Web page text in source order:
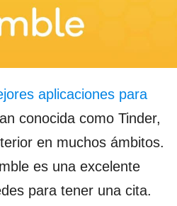
aplicaciones para
conocida como Tinder,
en muchos ámbitos.
es una excelente
para tener una cita.